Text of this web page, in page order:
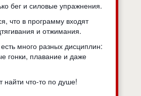
бег и силовые упражнения.
что в программу входят
и отжимания.
много разных дисциплин:
гонки, плавание и даже
что-то по душе!